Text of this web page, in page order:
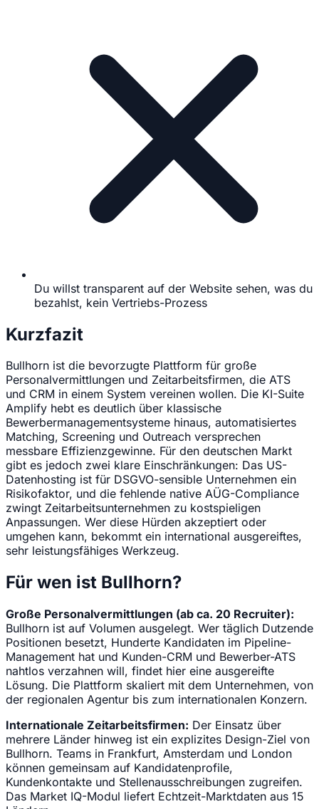
Du willst transparent auf der Website sehen, was du
bezahlst, kein Vertriebs-Prozess
Kurzfazit
Bullhorn ist die bevorzugte Plattform für große
Personalvermittlungen und Zeitarbeitsfirmen, die ATS
und CRM in einem System vereinen wollen. Die KI-Suite
Amplify hebt es deutlich über klassische
Bewerbermanagementsysteme hinaus, automatisiertes
Matching, Screening und Outreach versprechen
messbare Effizienzgewinne. Für den deutschen Markt
gibt es jedoch zwei klare Einschränkungen: Das US-
Datenhosting ist für DSGVO-sensible Unternehmen ein
Risikofaktor, und die fehlende native AÜG-Compliance
zwingt Zeitarbeitsunternehmen zu kostspieligen
Anpassungen. Wer diese Hürden akzeptiert oder
umgehen kann, bekommt ein international ausgereiftes,
sehr leistungsfähiges Werkzeug.
Für wen ist Bullhorn?
Große Personalvermittlungen (ab ca. 20 Recruiter):
Bullhorn ist auf Volumen ausgelegt. Wer täglich Dutzende
Positionen besetzt, Hunderte Kandidaten im Pipeline-
Management hat und Kunden-CRM und Bewerber-ATS
nahtlos verzahnen will, findet hier eine ausgereifte
Lösung. Die Plattform skaliert mit dem Unternehmen, von
der regionalen Agentur bis zum internationalen Konzern.
Internationale Zeitarbeitsfirmen: Der Einsatz über
mehrere Länder hinweg ist ein explizites Design-Ziel von
Bullhorn. Teams in Frankfurt, Amsterdam und London
können gemeinsam auf Kandidatenprofile,
Kundenkontakte und Stellenausschreibungen zugreifen.
Das Market IQ-Modul liefert Echtzeit-Marktdaten aus 15